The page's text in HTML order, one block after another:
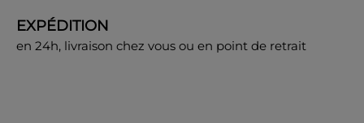
EXPÉDITION
en 24h, livraison chez vous ou en point de retrait